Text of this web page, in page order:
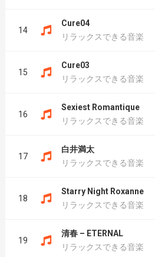
14
Cure04
リラックスできる音楽
15
Cure03
リラックスできる音楽
16
Sexiest Romantique
リラックスできる音楽
17
白井満太
リラックスできる音楽
18
Starry Night Roxanne
リラックスできる音楽
19
清春 – ETERNAL
リラックスできる音楽